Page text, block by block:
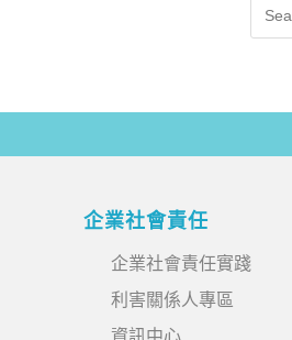
企業社會責任
企業社會責任實踐
利害關係人專區
資訊中心